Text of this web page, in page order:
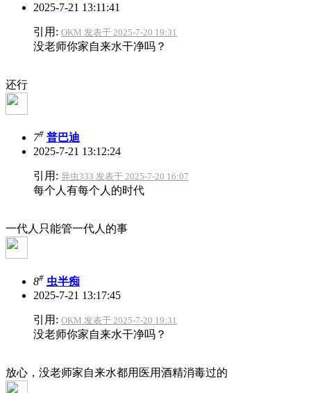
2025-7-21 13:11:41
引用: OKM 发表于 2025-7-20 19:31
没老师你家自来水干净吗？
还行
7# 普巴迪
2025-7-21 13:12:24
引用: 异虫333 发表于 2025-7-20 16:07
每个人有每个人的时代
一代人只能管一代人的事
8# 虫半痴
2025-7-21 13:17:45
引用: OKM 发表于 2025-7-20 19:31
没老师你家自来水干净吗？
放心，没老师家自来水都用医用酒精消毒过的